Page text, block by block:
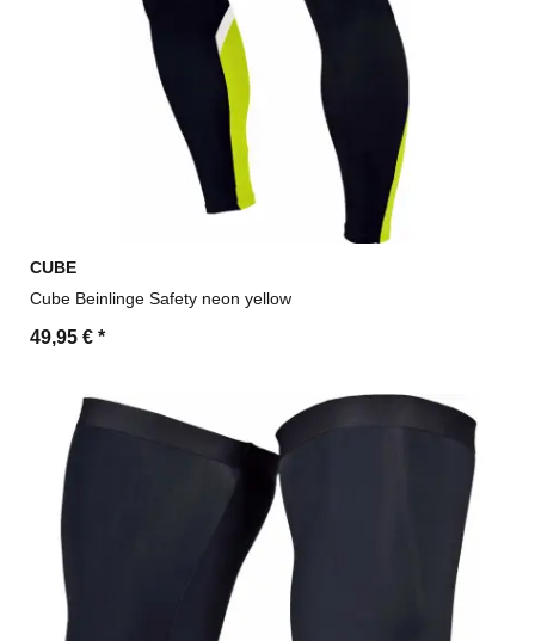
CUBE
Cube Beinlinge Safety neon yellow
49,95 € *